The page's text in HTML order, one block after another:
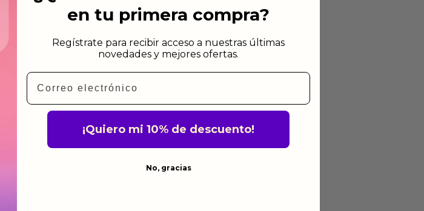
en tu primera compra?
Regístrate para recibir acceso a nuestras últimas
novedades y mejores ofertas.
Email
¡Quiero mi 10% de descuento!
No, gracias